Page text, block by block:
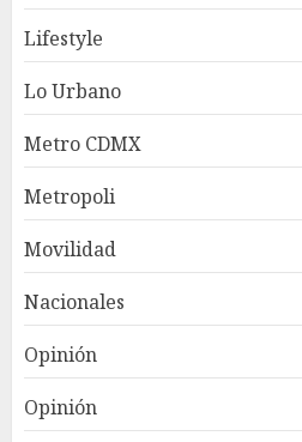
Lifestyle
Lo Urbano
Metro CDMX
Metropoli
Movilidad
Nacionales
Opinión
Opinión